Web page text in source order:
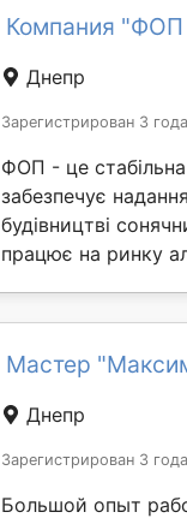
Компания "ФОП
Днепр
Зарегистрирован 3
ФОП - це
забезпечує
будівництві
працює на ринку
Мастер
Днепр
Зарегистрирован 3
Большой опыт